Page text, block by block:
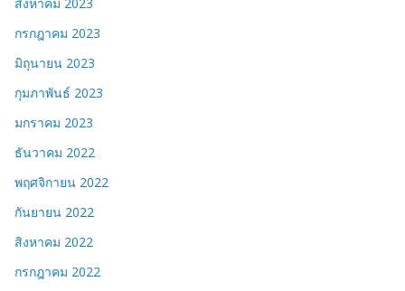
กรกฎาคม 2023
มิถุนายน 2023
กุมภาพันธ์ 2023
มกราคม 2023
ธันวาคม 2022
พฤศจิกายน 2022
กันยายน 2022
สิงหาคม 2022
กรกฎาคม 2022